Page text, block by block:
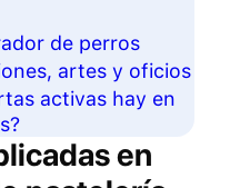
de perros
artes y oficios
activas hay en
en